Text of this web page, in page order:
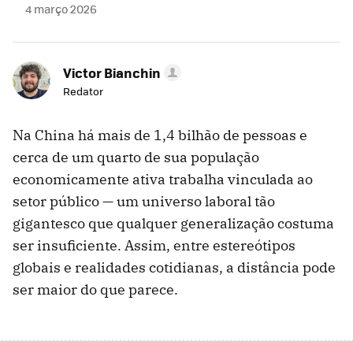
4 março 2026
Victor Bianchin
Redator
Na China há mais de 1,4 bilhão de pessoas e
cerca de um quarto de sua população
economicamente ativa trabalha vinculada ao
setor público — um universo laboral tão
gigantesco que qualquer generalização costuma
ser insuficiente. Assim, entre estereótipos
globais e realidades cotidianas, a distância pode
ser maior do que parece.